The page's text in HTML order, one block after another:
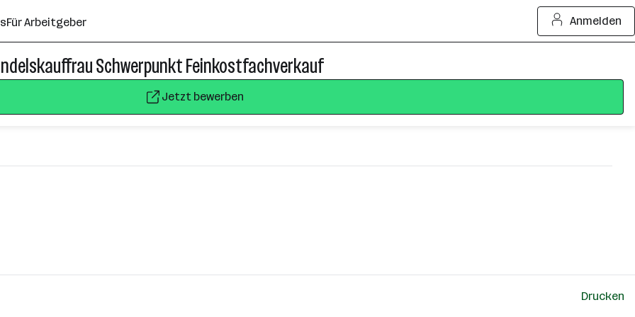
Für Arbeitgeber Anmelden
Schwerpunkt Feinkostfachverkauf
Jetzt bewerben
Drucken